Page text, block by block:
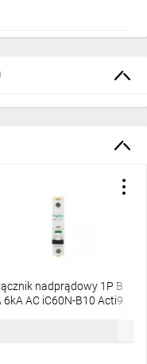
nadprądowy 1P B
6kA AC iC60N-B10 Acti9